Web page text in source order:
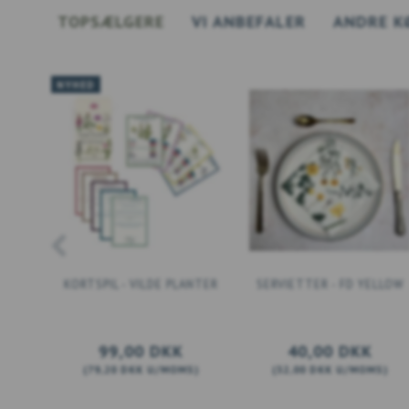
TOPSÆLGERE VI ANBEFALER ANDRE
NYHED
KORTSPIL - VILDE PLANTER
99,00 DKK
( 79,20 DKK U/MOMS)
SERVIETTER - FD YELLOW
40,00 DKK
(32,00 DKK U/MOMS)